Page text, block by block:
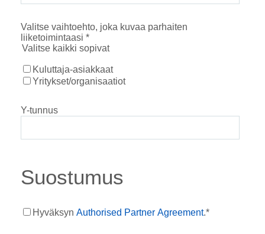
Valitse vaihtoehto, joka kuvaa parhaiten
liiketoimintaasi *
Valitse kaikki sopivat
Kuluttaja-asiakkaat
Yritykset/organisaatiot
Y-tunnus
Suostumus
Hyväksyn Authorised Partner Agreement.*